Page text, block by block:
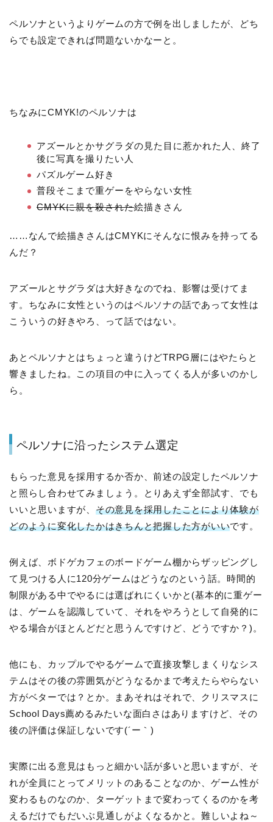
ペルソナというよりゲームの方で例を出しましたが、どち
らでも設定できれば問題ないかなーと。
ちなみにCMYK!のペルソナは
アズールとかサグラダの見た目に惹かれた人、終了
後に写真を撮りたい人
パズルゲーム好き
普段そこまで重ゲーをやらない女性
CMYKに親を殺された絵描きさん
……なんで絵描きさんはCMYKにそんなに恨みを持ってる
んだ？
アズールとサグラダは大好きなのでね、影響は受けてま
す。ちなみに女性というのはペルソナの話であって女性は
こういうの好きやろ、って話ではない。
あとペルソナとはちょっと違うけどTRPG層にはやたらと
響きましたね。この項目の中に入ってくる人が多いのかし
ら。
ペルソナに沿ったシステム選定
もらった意見を採用するか否か、前述の設定したペルソナ
と照らし合わせてみましょう。とりあえず全部試す、でも
いいと思いますが、 その意見を採用したことにより体験が
どのように変化したかはきちんと把握した方がいいです。
例えば、ボドゲカフェのボードゲーム棚からザッピングし
て見つける人に120分ゲームはどうなのという話。時間的
制限がある中でやるには選ばれにくいかと(基本的に重ゲー
は、ゲームを認識していて、それをやろうとして自発的に
やる場合がほとんどだと思うんですけど、どうですか？)。
他にも、カップルでやるゲームで直接攻撃しまくりなシス
テムはその後の雰囲気がどうなるかまで考えたらやらない
方がベターでは？とか。まあそれはそれで、クリスマスに
School Days薦めるみたいな面白さはありますけど、その
後の評価は保証しないです(´ー｀)
実際に出る意見はもっと細かい話が多いと思いますが、そ
れが全員にとってメリットのあることなのか、ゲーム性が
変わるものなのか、ターゲットまで変わってくるのかを考
えるだけでもだいぶ見通しがよくなるかと。難しいよね～